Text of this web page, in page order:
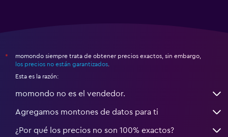
*
momondo siempre trata de obtener precios exactos, sin embargo,
los precios no están garantizados
Esta es la razón:
momondo no es el vendedor.
Agregamos montones de datos para ti
¿Por qué los precios no son 100% exactos?